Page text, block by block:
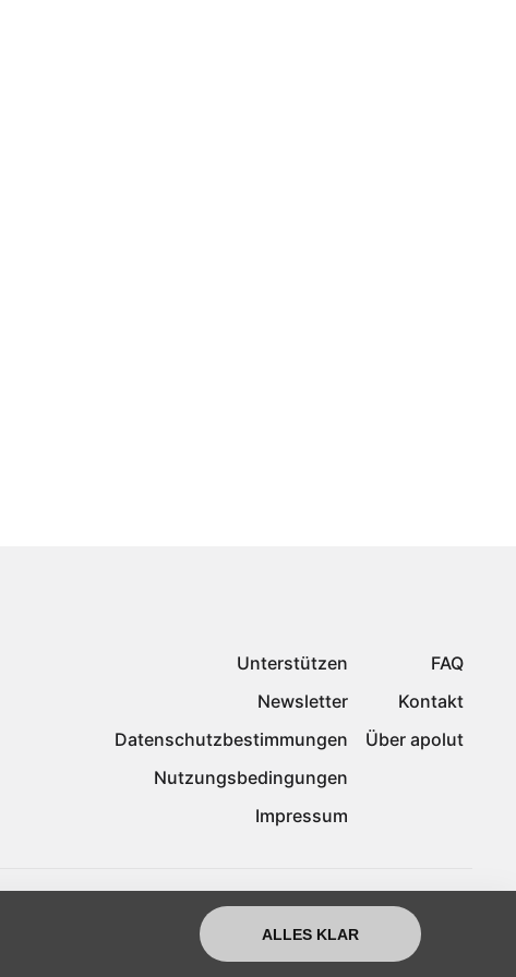
Unterstützen
Newsletter
Datenschutzbestimmungen
Nutzungsbedingungen
Impressum
FAQ
Kontakt
Über apolut
ALLES KLAR